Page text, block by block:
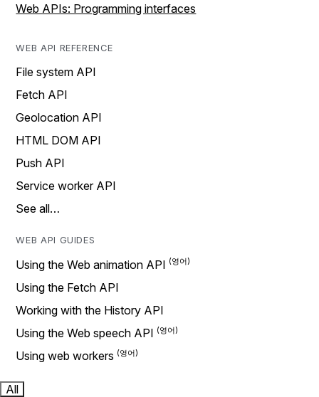
Web APIs: Programming interfaces
WEB API REFERENCE
File system API
Fetch API
Geolocation API
HTML DOM API
Push API
Service worker API
See all…
WEB API GUIDES
Using the Web animation API
Using the Fetch API
Working with the History API
Using the Web speech API
Using web workers
All